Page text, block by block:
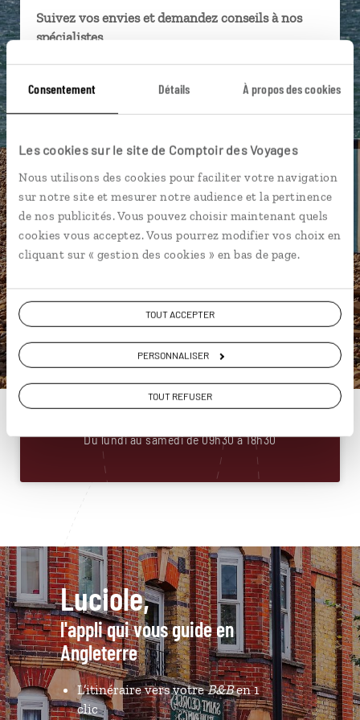
Consentement Détails À propos des cookies
Les cookies sur le site de Comptoir des Voyages
Nous utilisons des cookies pour faciliter votre navigation
sur notre site et mesurer notre audience et la pertinence
de nos publicités. Vous pouvez choisir maintenant quels
cookies vous acceptez. Vous pourrez modifier vos choix en
cliquant sur « gestion des cookies » en bas de page.
TOUT ACCEPTER
PERSONNALISER
TOUT REFUSER
Suivez vos envies et demandez conseils à nos
spécialistes
près de vos envies et de la réalité du pays.
Échangez en face à face ou depuis nos studios
téléphone.
Vous gardez le même interlocuteur avant,
pendant et après votre voyage.
DEMANDER UN DEVIS
ou
Construisez votre voyage avec un spécialiste
Angleterre
01 88 32 32 87
Du lundi au samedi de 09h30 à 18h30
Luciole,
l'appli qui vous guide en
Angleterre
L’itinéraire vers votreB&Ben 1
clic